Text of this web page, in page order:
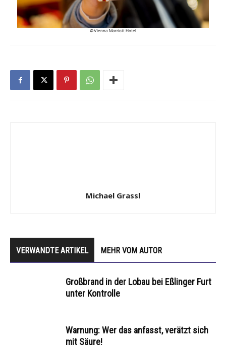
©Vienna Marriott Hotel
Michael Grassl
VERWANDTE ARTIKEL MEHR VOM AUTOR
Großbrand in der Lobau bei Eßlinger Furt
unter Kontrolle
Warnung: Wer das anfasst, verätzt sich
mit Säure!